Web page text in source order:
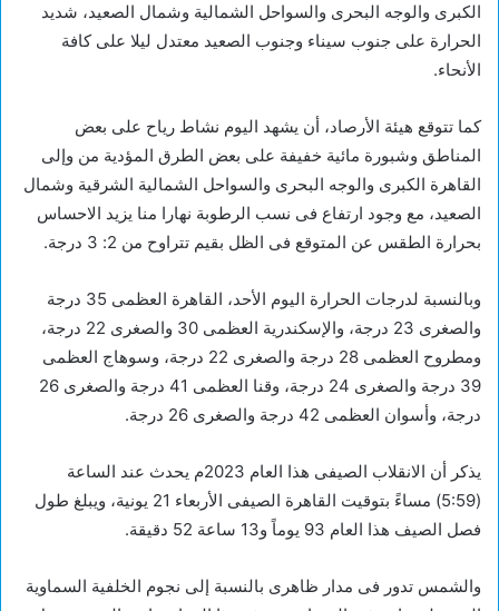
الكبرى والوجه البحرى والسواحل الشمالية وشمال الصعيد، شديد
الحرارة على جنوب سيناء وجنوب الصعيد معتدل ليلا على كافة
الأنحاء.
كما تتوقع هيئة الأرصاد، أن يشهد اليوم نشاط رياح على بعض
المناطق وشبورة مائية خفيفة على بعض الطرق المؤدية من وإلى
القاهرة الكبرى والوجه البحرى والسواحل الشمالية الشرقية وشمال
الصعيد، مع وجود ارتفاع فى نسب الرطوبة نهارا منا يزيد الاحساس
بحرارة الطقس عن المتوقع فى الظل بقيم تتراوح من 2: 3 درجة.
وبالنسبة لدرجات الحرارة اليوم الأحد، القاهرة العظمى 35 درجة
والصغرى 23 درجة، والإسكندرية العظمى 30 والصغرى 22 درجة،
ومطروح العظمى 28 درجة والصغرى 22 درجة، وسوهاج العظمى
39 درجة والصغرى 24 درجة، وقنا العظمى 41 درجة والصغرى 26
درجة، وأسوان العظمى 42 درجة والصغرى 26 درجة.
يذكر أن الانقلاب الصيفى هذا العام 2023م يحدث عند الساعة
(5:59) مساءً بتوقيت القاهرة الصيفى الأربعاء 21 يونية، ويبلغ طول
فصل الصيف هذا العام 93 يوماً و13 ساعة 52 دقيقة.
والشمس تدور فى مدار ظاهرى بالنسبة إلى نجوم الخلفية السماوية